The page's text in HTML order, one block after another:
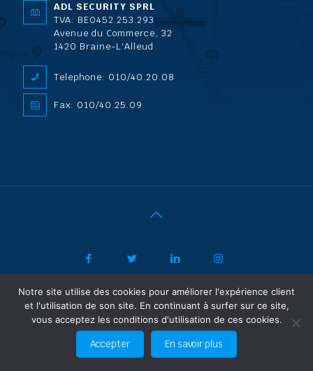
ADL SECURITY SPRL
TVA: BE0452.253.293
Avenue du Commerce, 32
1420 Braine-L'Alleud
Telephone: 010/40.20.08
Fax: 010/40.25.09
© 2022 ADL Security SPRL/BVBA | Politique de confidentialité
Vertrouwelijkheidsbeleid | Powered by SF Concept
FR
Notre site utilise des cookies pour améliorer l'expérience client
et l'utilisation de son site. En continuant à surfer sur ce site,
vous acceptez les conditions d'utilisation de ces cookies.
Accepter En savoir plus